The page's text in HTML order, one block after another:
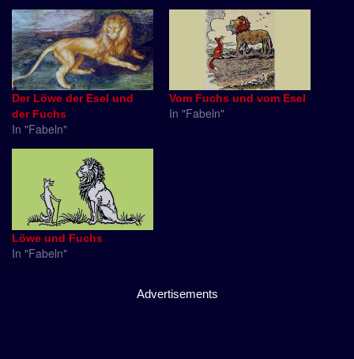
Der Löwe der Esel und
der Fuchs
In "Fabeln"
Vom Fuchs und vom Esel
In "Fabeln"
Löwe und Fuchs
In "Fabeln"
Advertisements